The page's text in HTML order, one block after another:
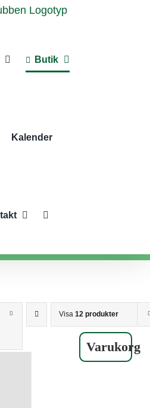
Butik
Kalender
Visa 12 produkter
Varukorg